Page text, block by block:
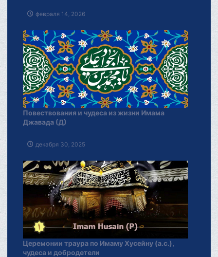
февраля 14, 2026
Повествования и чудеса из жизни Имама
Джавада (Д)
декабря 30, 2025
Церемонии траура по Имаму Хусейну (а.с.),
чудеса и добродетели